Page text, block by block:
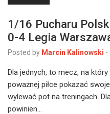
1/16 Pucharu
0-4 Legia
Posted by Marcin Kalinowski -
Dla jednych, to mecz, na
poważnej piłce pokazać
wylewać pot na treningach.
powinien…